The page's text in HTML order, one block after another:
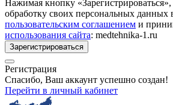
Нажимая кнопку «Зарегистрироваться»,
обработку своих персональных данных
пользовательским соглашением и
использования сайта: medtehnika-1.ru
Зарегистрироваться
Регистрация
Спасибо, Ваш аккаунт успешно создан!
Перейти в личный кабинет